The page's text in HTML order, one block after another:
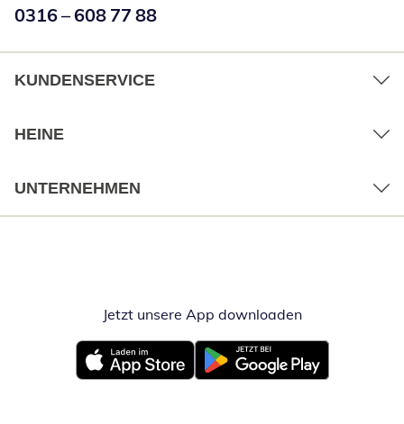
Numéro de téléphone:
0316 – 608 77 88
KUNDENSERVICE
HEINE
UNTERNEHMEN
Jetzt unsere App downloadenÖffnet in
Öffnet in neuem FensterÖffnet in neuem Fenster